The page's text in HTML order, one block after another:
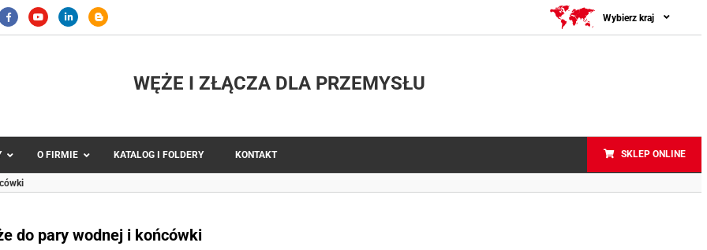
Wybierz kraj
WĘŻE I ZŁĄCZA DLA PRZEMYSŁU
O FIRMIE KATALOG I FOLDERY KONTAKT SKLEP ONLINE
do pary wodnej i końcówki